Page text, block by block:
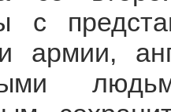
с
армии,